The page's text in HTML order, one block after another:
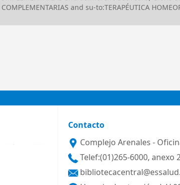
and su-to:TERAPÉUTICA
Contacto
Complejo Arenales -
Telef:(01)265-6000, anexo